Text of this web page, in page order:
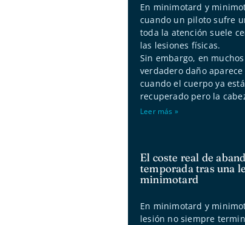
En minimotard y
cuando un piloto sufre
toda la atención suele
las lesiones físicas.
Sin embargo, en
verdadero daño aparece
cuando el cuerpo ya está
recuperado pero la
Leer más »
El coste real de
temporada tras una
minimotard
En minimotard y
lesión no siempre